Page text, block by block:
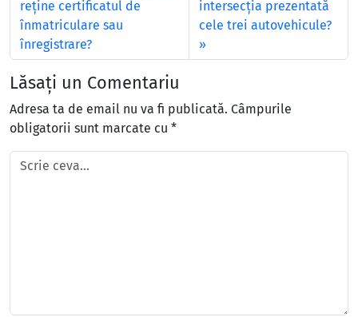
reține certificatul de
înmatriculare sau
înregistrare?
intersecția prezentată
cele trei autovehicule?
Lăsați un Comentariu
Adresa ta de email nu va fi publicată. Câmpurile
obligatorii sunt marcate cu *